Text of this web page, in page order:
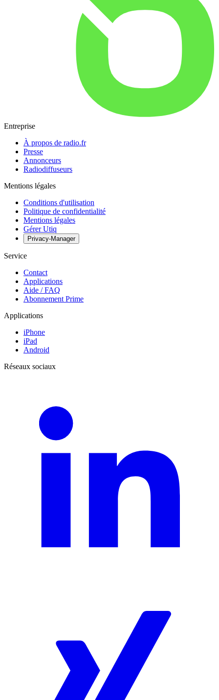
Entreprise
À propos de radio.fr
Presse
Annonceurs
Radiodiffuseurs
Mentions légales
Conditions d'utilisation
Politique de confidentialité
Mentions légales
Gérer Utiq
Privacy-Manager
Service
Contact
Applications
Aide / FAQ
Abonnement Prime
Applications
iPhone
iPad
Android
Réseaux sociaux